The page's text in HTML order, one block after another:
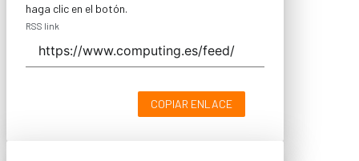
haga clic en el botón.
RSS link
COPIAR ENLACE